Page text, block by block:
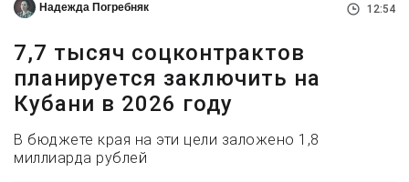
Надежда Погребняк 12:54
7,7 тысяч соцконтрактов
планируется заключить на
Кубани в 2026 году
В бюджете края на эти цели заложено 1,8
миллиарда рублей